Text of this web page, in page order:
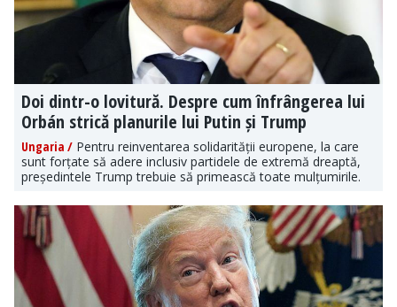
Doi dintr-o lovitură. Despre cum înfrângerea lui
Orbán strică planurile lui Putin și Trump
Ungaria / Pentru reinventarea solidarității europene, la care
sunt forțate să adere inclusiv partidele de extremă dreaptă,
președintele Trump trebuie să primească toate mulțumirile.